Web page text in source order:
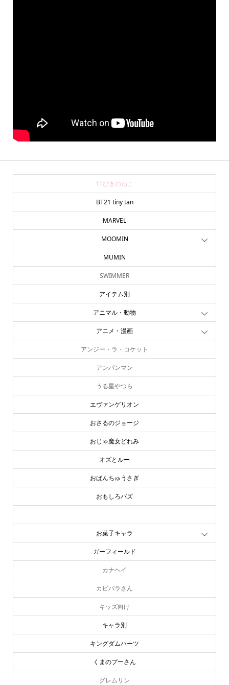
11ぴきのねこ
BT21 tiny tan
MARVEL
MOOMIN
MUMIN
SWIMMER
アイテム別
アニマル・動物
アニメ・漫画
アンジー・ラ・コケット
アンパンマン
うる星やつら
エヴァンゲリオン
おさるのジョージ
おじゃ魔女どれみ
オズとルー
おぱんちゅうさぎ
おもしろバズ
お菓子キャラ
ガーフィールド
カナヘイ
カピバラさん
キッズ向け
キャラ別
キングダムハーツ
くまのプーさん
グレムリン
company info